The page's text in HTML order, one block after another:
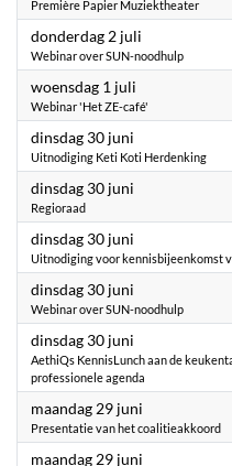
Première Papier Muziektheater
donderdag 2 juli
Webinar over SUN-noodhulp
woensdag 1 juli
Webinar 'Het ZE-café'
dinsdag 30 juni
Uitnodiging Keti Koti Herdenking
dinsdag 30 juni
Regioraad
dinsdag 30 juni
Uitnodiging voor kennisbijeenkomst
dinsdag 30 juni
Webinar over SUN-noodhulp
dinsdag 30 juni
AethiQs KennisLunch aan de
professionele agenda
maandag 29 juni
Presentatie van het coalitieakkoord
maandag 29 juni